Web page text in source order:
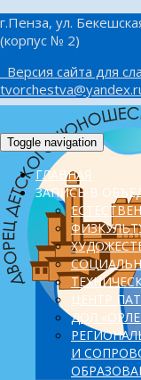
г.Пенза, ул.
(корпус № 2)
Версия сайта для
Toggle navigation
ГЛАВНАЯ
ЗАПИСЬ В
ЦЕНТР
ДОЛ
И